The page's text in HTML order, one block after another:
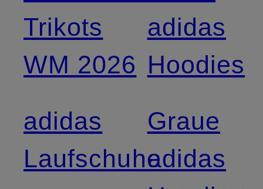
Trikots
WM 2026
adidas
Laufschuhe
adidas
Hoodies
Graue
adidas